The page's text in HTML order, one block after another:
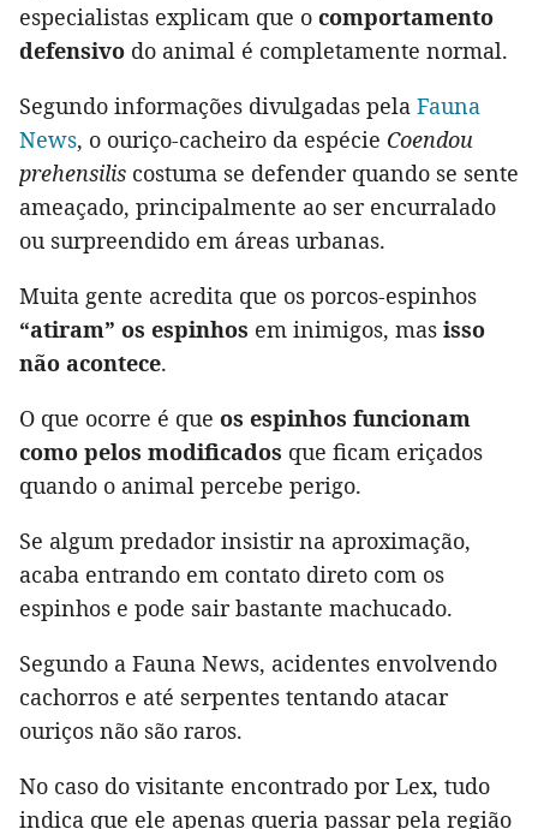
especialistas explicam que o comportamento
defensivo do animal é completamente normal.
Segundo informações divulgadas pela Fauna
News, o ouriço-cacheiro da espécie Coendou
prehensilis costuma se defender quando se sente
ameaçado, principalmente ao ser encurralado
ou surpreendido em áreas urbanas.
Muita gente acredita que os porcos-espinhos
“atiram” os espinhos em inimigos, mas isso
não acontece.
O que ocorre é que os espinhos funcionam
como pelos modificados que ficam eriçados
quando o animal percebe perigo.
Se algum predador insistir na aproximação,
acaba entrando em contato direto com os
espinhos e pode sair bastante machucado.
Segundo a Fauna News, acidentes envolvendo
cachorros e até serpentes tentando atacar
ouriços não são raros.
No caso do visitante encontrado por Lex, tudo
indica que ele apenas queria passar pela região